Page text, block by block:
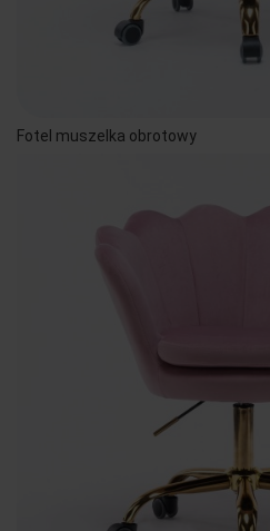
Fotel muszelka obrotowy